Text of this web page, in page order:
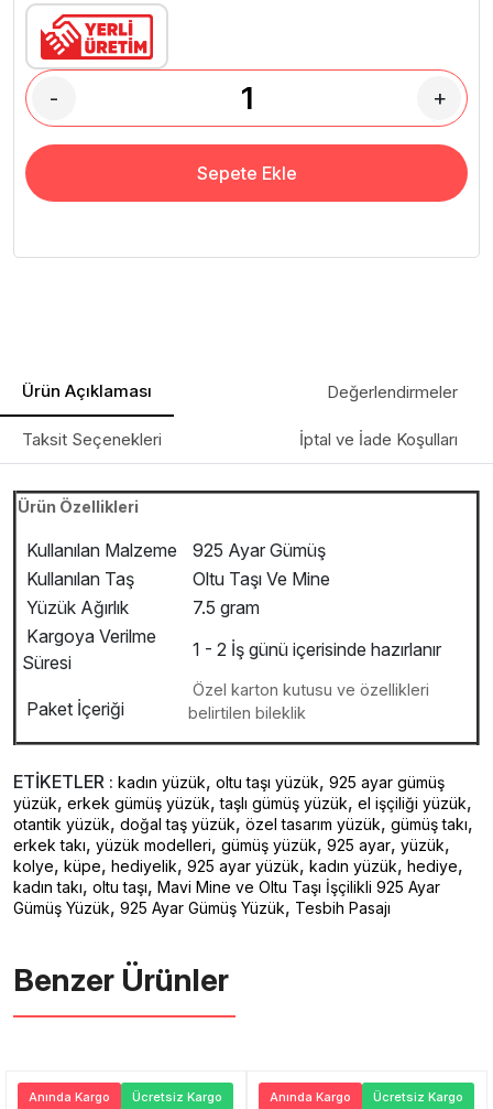
- +
Sepete Ekle
Ürün Açıklaması Değerlendirmeler
Taksit Seçenekleri İptal ve İade Koşulları
Ürün Özellikleri
Kullanılan Malzeme
925 Ayar Gümüş
Kullanılan Taş
Oltu Taşı Ve Mine
Yüzük Ağırlık
7.5 gram
Kargoya Verilme
Süresi
1 - 2 İş günü içerisinde hazırlanır
Paket İçeriği
Özel karton kutusu ve özellikleri
belirtilen bileklik
ETİKETLER : kadın yüzük, oltu taşı yüzük, 925 ayar gümüş
yüzük, erkek gümüş yüzük,taşlı gümüş yüzük, el işçiliği yüzük,
otantik yüzük, doğal taş yüzük, özel tasarım yüzük, gümüş takı,
erkek takı, yüzük modelleri, gümüş yüzük, 925 ayar, yüzük,
kolye, küpe, hediyelik, 925 ayar yüzük, kadın yüzük, hediye,
kadın takı, oltu taşı, Mavi Mine ve Oltu Taşı İşçilikli 925 Ayar
Gümüş Yüzük, 925 Ayar Gümüş Yüzük, Tesbih Pasajı
Benzer Ürünler ️
Anında Kargo Ücretsiz Kargo Anında Kargo Ücretsiz Kargo